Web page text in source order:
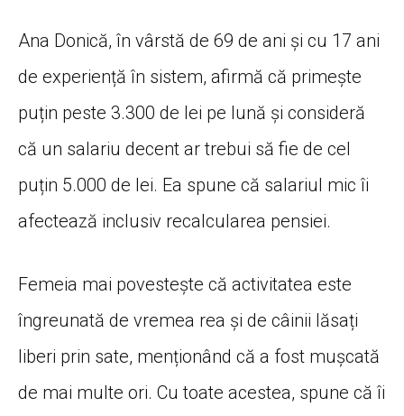
Ana Donică, în vârstă de 69 de ani și cu 17 ani
de experiență în sistem, afirmă că primește
puțin peste 3.300 de lei pe lună și consideră
că un salariu decent ar trebui să fie de cel
puțin 5.000 de lei. Ea spune că salariul mic îi
afectează inclusiv recalcularea pensiei.
Femeia mai povestește că activitatea este
îngreunată de vremea rea și de câinii lăsați
liberi prin sate, menționând că a fost mușcată
de mai multe ori. Cu toate acestea, spune că îi